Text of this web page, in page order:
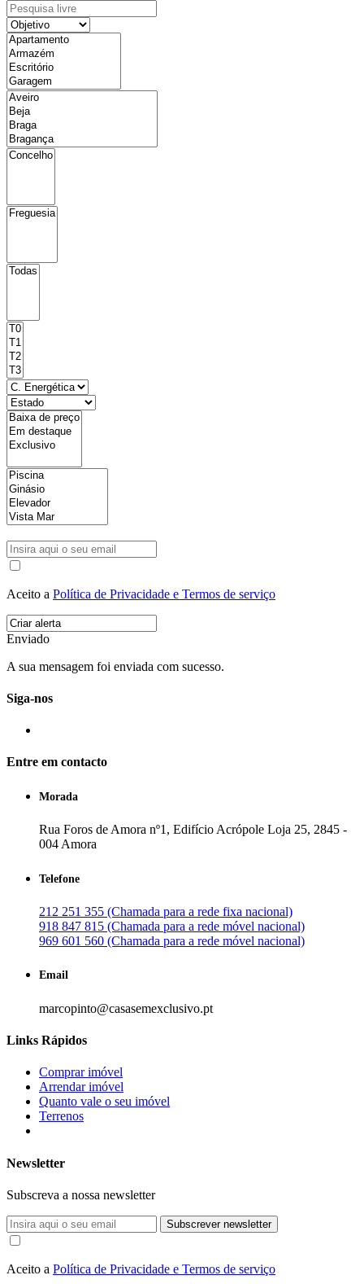
Aceito a Política de Privacidade e Termos de serviço
Enviado
A sua mensagem foi enviada com sucesso.
Siga-nos
Entre em contacto
Morada
Rua Foros de Amora nº1, Edifício Acrópole Loja 25, 2845 -
004 Amora
Telefone
212 251 355 (Chamada para a rede fixa nacional)
918 847 815 (Chamada para a rede móvel nacional)
969 601 560 (Chamada para a rede móvel nacional)
Email
marcopinto@casasemexclusivo.pt
Links Rápidos
Comprar imóvel
Arrendar imóvel
Quanto vale o seu imóvel
Terrenos
Newsletter
Subscreva a nossa newsletter
Subscrever newsletter
Aceito a Política de Privacidade e Termos de serviço